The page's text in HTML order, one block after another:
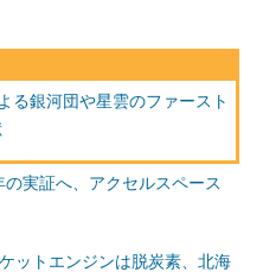
る銀河団や星雲のファースト
実証へ、アクセルスペース
ットエンジンは脱炭素、北海